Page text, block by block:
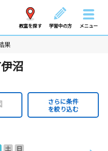
教室を探す 学習中の方 メニュー
果
沼
さらに条件
を絞り込む
土
日